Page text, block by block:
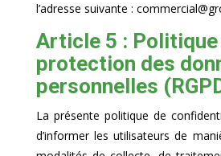
l’adresse suivante :
Article 5 : Politique
protection des
personnelles
La présente politique de
d’informer les utilisateurs de